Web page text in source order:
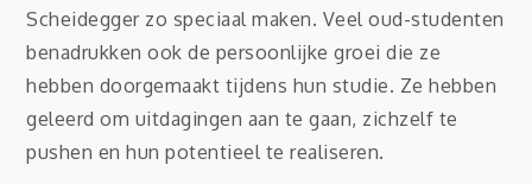
Scheidegger zo speciaal maken. Veel oud-studenten
benadrukken ook de persoonlijke groei die ze
hebben doorgemaakt tijdens hun studie. Ze hebben
geleerd om uitdagingen aan te gaan, zichzelf te
pushen en hun potentieel te realiseren.